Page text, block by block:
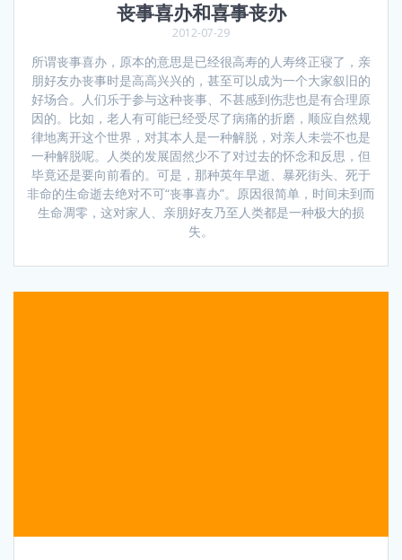
丧事喜办和喜事丧办
2012-07-29
所谓丧事喜办，原本的意思是已经很高寿的人寿终正寝了，亲
朋好友办丧事时是高高兴兴的，甚至可以成为一个大家叙旧的
好场合。人们乐于参与这种丧事、不甚感到伤悲也是有合理原
因的。比如，老人有可能已经受尽了病痛的折磨，顺应自然规
律地离开这个世界，对其本人是一种解脱，对亲人未尝不也是
一种解脱呢。人类的发展固然少不了对过去的怀念和反思，但
毕竟还是要向前看的。可是，那种英年早逝、暴死街头、死于
非命的生命逝去绝对不可“丧事喜办”。原因很简单，时间未到而
生命凋零，这对家人、亲朋好友乃至人类都是一种极大的损
失。